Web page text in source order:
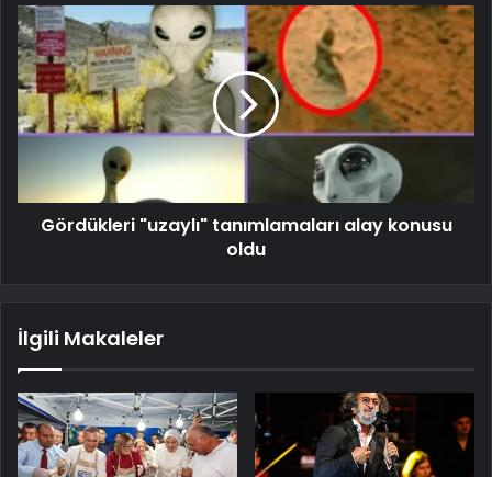
Gördükleri "uzaylı" tanımlamaları alay konusu
oldu
İlgili Makaleler